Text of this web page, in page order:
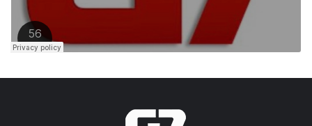
“Nosso decreto tem o intuito de evitar a
propagação do novo coronavírus no
município de Alcântara. Estamos ouvindo
que a máscara seja caseira, já é uma grande